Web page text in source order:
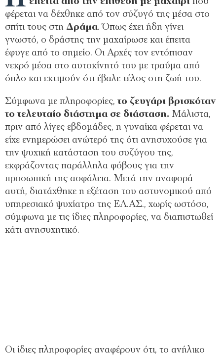
φέρεται να δέχθηκε από τον σύζυγό της μέσα στο
σπίτι τους στη Δράμα. Όπως έχει ήδη γίνει
γνωστό, ο δράστης την μαχαίρωσε και έπειτα
έφυγε από το σημείο. Οι Αρχές τον εντόπισαν
νεκρό μέσα στο αυτοκίνητό του με τραύμα από
όπλο και εκτιμούν ότι έβαλε τέλος στη ζωή του.
Σύμφωνα με πληροφορίες,το ζευγάρι βρισκόταν
το τελευταίο διάστημα σε διάσταση. Μάλιστα,
πριν από λίγες εβδομάδες, η γυναίκα φέρεται να
είχε ενημερώσει ανώτερό της ότι ανησυχούσε για
την ψυχική κατάσταση του συζύγου της,
εκφράζοντας παράλληλα φόβους για την
προσωπική της ασφάλεια. Μετά την αναφορά
αυτή, διατάχθηκε η εξέταση του αστυνομικού από
υπηρεσιακό ψυχίατρο της ΕΛ.ΑΣ., χωρίς ωστόσο,
σύμφωνα με τις ίδιες πληροφορίες, να διαπιστωθεί
κάτι ανησυχητικό.
Οι ίδιες πληροφορίες αναφέρουν ότι, το ανήλικο